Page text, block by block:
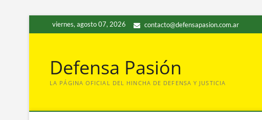
al
viernes, agosto 07, 2026 contacto@defensapasion.com.ar
Defensa Pasión
LA PÁGINA OFICIAL DEL HINCHA DE DEFENSA Y JUSTICIA